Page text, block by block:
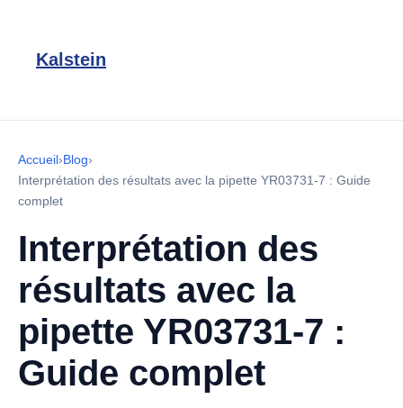
Kalstein
Accueil›Blog›
Interprétation des résultats avec la pipette YR03731-7 : Guide
complet
Interprétation des
résultats avec la
pipette YR03731-7 :
Guide complet